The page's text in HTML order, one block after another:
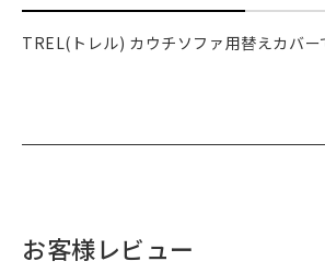
TREL(トレル) カウチソファ用替えカバー
お客様レビュー